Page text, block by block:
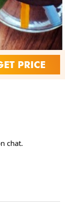
PRICE
chat.